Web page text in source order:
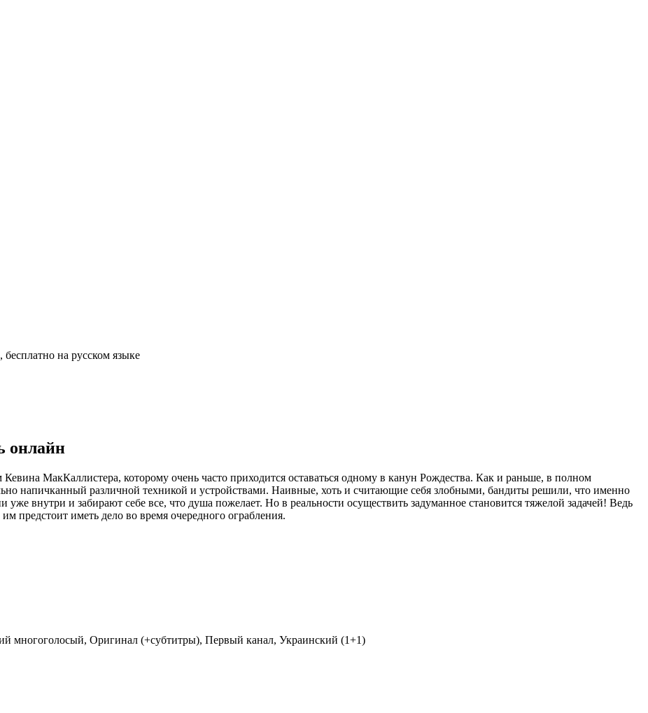
онлайн
МакКаллистера, которому очень часто приходится оставаться одному в канун Рождества. Как и раньше, в полном
напичканный различной техникой и устройствами. Наивные, хоть и считающие себя злобными, бандиты решили, что именно
внутри и забирают себе все, что душа пожелает. Но в реальности осуществить задуманное становится тяжелой задачей! Ведь
предстоит иметь дело во время очередного ограбления.
многоголосый, Оригинал (+субтитры), Первый канал, Украинский (1+1)